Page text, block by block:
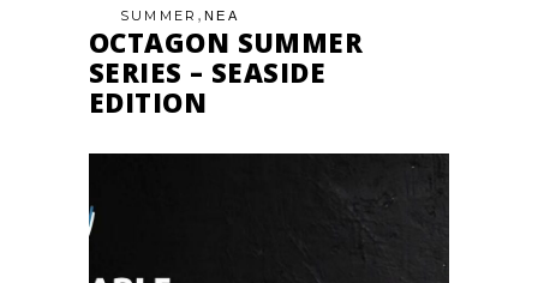
SUMMER ,ΝΕΑ
OCTAGON SUMMER
SERIES – SEASIDE
EDITION